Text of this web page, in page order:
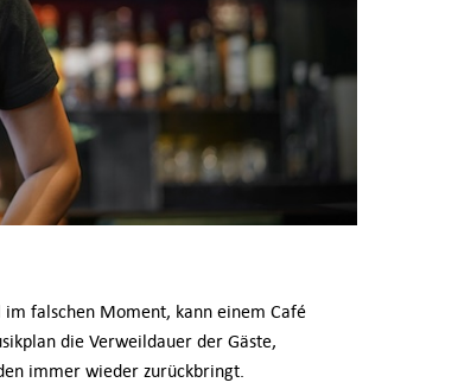
falschen Moment, kann einem Café
die Verweildauer der Gäste,
immer wieder zurückbringt.